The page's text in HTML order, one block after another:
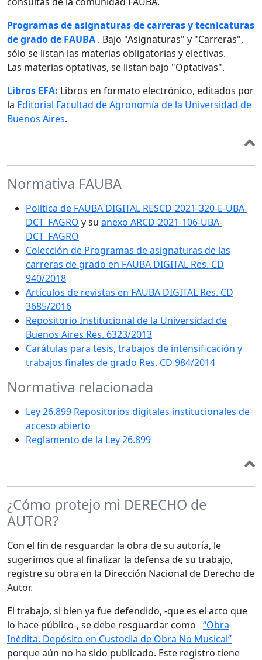
Programas de asignaturas de carreras y tecnicaturas
de grado de FAUBA . Bajo "Asignaturas" y "Carreras",
sólo se listan las materias obligatorias y electivas.
Las materias optativas, se listan bajo "Optativas".
Libros EFA: Libros en formato electrónico, editados por
la Editorial Facultad de Agronomía de la Universidad de
Buenos Aires.
Normativa FAUBA
Política de FAUBA DIGITAL RESCD-2021-320-E-UBA-
DCT_FAGRO y su anexo ARCD-2021-106-UBA-
DCT_FAGRO
Colección de Programas de asignaturas de las
carreras de grado en FAUBA DIGITAL Res. CD
940/2018
Artículos de revistas en FAUBA DIGITAL Res. CD
3685/2016
Repositorio Institucional de la Universidad de
Buenos Aires Res. 6323/2013
Carátulas para tesis, trabajos de intensificación y
trabajos finales de grado Res. CD 984/2014
Normativa relacionada
Ley 26.899 Repositorios digitales institucionales de
acceso abierto
Reglamento de la Ley 26.899
¿Cómo protejo mi DERECHO de
AUTOR?
Con el fin de resguardar la obra de su autoría, le
sugerimos que al finalizar la defensa de su trabajo,
registre su obra en la Dirección Nacional de Derecho de
Autor.
El trabajo, si bien ya fue defendido, -que es el acto que
lo hace público-, se debe resguardar como “Obra
Inédita. Depósito en Custodia de Obra No Musical”
porque aún no ha sido publicado. Este registro tiene